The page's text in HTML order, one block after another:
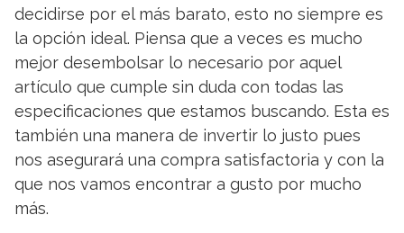
decidirse por el más barato, esto no siempre es
la opción ideal. Piensa que a veces es mucho
mejor desembolsar lo necesario por aquel
artículo que cumple sin duda con todas las
especificaciones que estamos buscando. Esta es
también una manera de invertir lo justo pues
nos asegurará una compra satisfactoria y con la
que nos vamos encontrar a gusto por mucho
más.